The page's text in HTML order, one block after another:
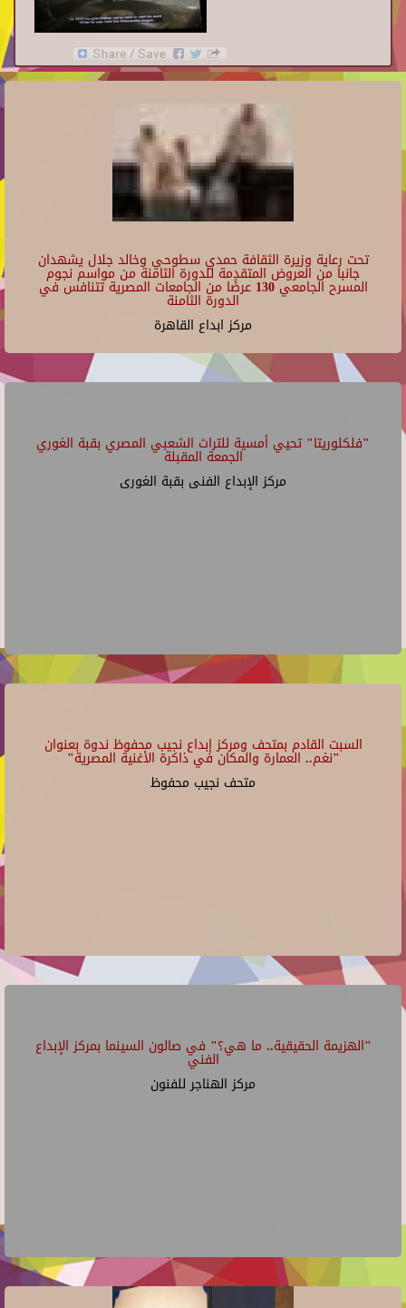
تحت رعاية وزيرة الثقافة حمدي سطوحي وخالد جلال يشهدان
جانبا من العروض المتقدمة للدورة الثامنة من مواسم نجوم
المسرح الجامعي 130 عرضًا من الجامعات المصرية تتنافس في
الدورة الثامنة
مركز ابداع القاهرة
"فلكلوريتا" تحيي أمسية للتراث الشعبي المصري بقبة الغوري
الجمعة المقبلة
مركز الإبداع الفنى بقبة الغورى
السبت القادم بمتحف ومركز إبداع نجيب محفوظ ندوة بعنوان
"نغم.. العمارة والمكان في ذاكرة الأغنية المصرية"
متحف نجيب محفوظ
"الهزيمة الحقيقية.. ما هي؟" في صالون السينما بمركز الإبداع
الفني
مركز الهناجر للفنون